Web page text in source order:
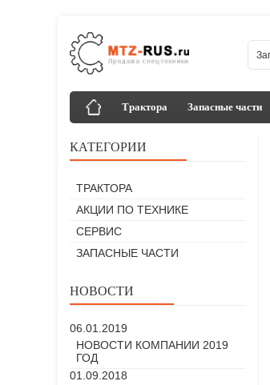
Трактора Запасные части
КАТЕГОРИИ
ТРАКТОРА
АКЦИИ ПО ТЕХНИКЕ
СЕРВИС
ЗАПАСНЫЕ ЧАСТИ
НОВОСТИ
06.01.2019
НОВОСТИ КОМПАНИИ 2019
ГОД
01.09.2018